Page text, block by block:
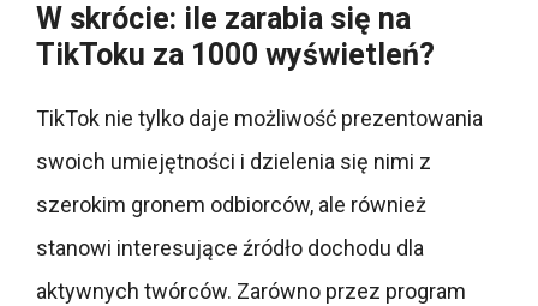
W skrócie: ile zarabia się na
TikToku za 1000 wyświetleń?
TikTok nie tylko daje możliwość prezentowania
swoich umiejętności i dzielenia się nimi z
szerokim gronem odbiorców, ale również
stanowi interesujące źródło dochodu dla
aktywnych twórców. Zarówno przez program